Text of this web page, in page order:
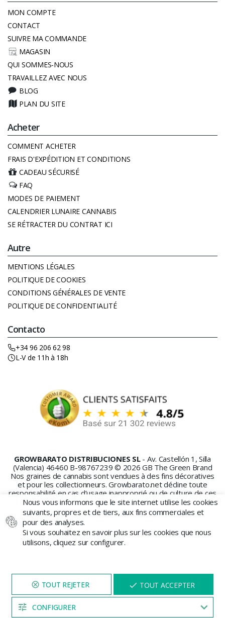
MON COMPTE
CONTACT
SUIVRE MA COMMANDE
MAGASIN
QUI SOMMES-NOUS
TRAVAILLEZ AVEC NOUS
BLOG
PLAN DU SITE
Acheter
COMMENT ACHETER
FRAIS D'EXPÉDITION ET CONDITIONS
CADEAU SÉCURISÉ
FAQ
MODES DE PAIEMENT
CALENDRIER LUNAIRE CANNABIS
SE RÉTRACTER DU CONTRAT ICI
Autre
MENTIONS LÉGALES
POLITIQUE DE COOKIES
CONDITIONS GÉNÉRALES DE VENTE
POLITIQUE DE CONFIDENTIALITÉ
Contacto
+34 96 206 62 98
L-V de 11h à 18h
GROWBARATO DISTRIBUCIONES SL - Av. Castellón 1, Silla
(Valencia) 46460 B-98767239 © 2026 GB The Green Brand
Nos graines de cannabis sont vendues à des fins décoratives
et pour les collectionneurs. Growbarato.net décline toute
responsabilité en cas d’usage inapproprié ou de culture de ces
graines.
Nous vous informons que le site internet utilise les cookies
suivants, propres et de tiers, aux fins commerciales et
pour des analyses.
Si vous souhaitez en savoir plus sur les cookies que nous
utilisons, cliquez sur configurer.
CONFIGURER
TOUT ACCEPTER
NAVIGUEZ SUR NOTRE SITE
PENDANT 5 MINUTES ET UNE
REMISEVOUS SERA PROPOSÉE